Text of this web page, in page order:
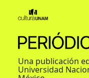
Una publicación
Universidad